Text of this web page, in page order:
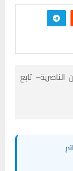
تابع